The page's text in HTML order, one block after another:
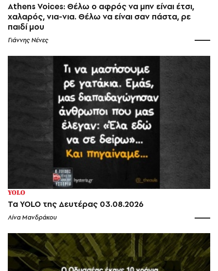
Athens Voices: Θέλω ο αφρός να μην είναι έτσι,
χαλαρός, νια-νια. Θέλω να είναι σαν πάστα, ρε
παιδί μου
Γιάννης Νένες
YOLO
Τα YOLO της Δευτέρας 03.08.2026
Λίνα Μανδράκου